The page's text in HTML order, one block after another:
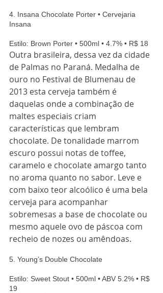
4. Insana Chocolate Porter • Cervejaria
Insana
Estilo: Brown Porter • 500ml • 4.7% • R$ 18
Outra brasileira, dessa vez da cidade
de Palmas no Paraná. Medalha de
ouro no Festival de Blumenau de
2013 esta cerveja também é
daquelas onde a combinação de
maltes especiais criam
características que lembram
chocolate. De tonalidade marrom
escuro possui notas de toffee,
caramelo e chocolate amargo tanto
no aroma quanto no sabor. Leve e
com baixo teor alcoólico é uma bela
cerveja para acompanhar
sobremesas a base de chocolate ou
mesmo aquele ovo de páscoa com
recheio de nozes ou amêndoas.
5. Young’s Double Chocolate
Estilo: Sweet Stout • 500ml • ABV 5.2% • R$
19